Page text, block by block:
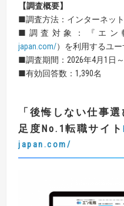
【調査概要】
■調査方法：インターネッ
■調査対象：『エン
japan.com/）を利用するユー
■調査期間：2026年4月1日
■有効回答数：1,390名
「後悔しない仕事
足度No.1転職サイト
japan.com/